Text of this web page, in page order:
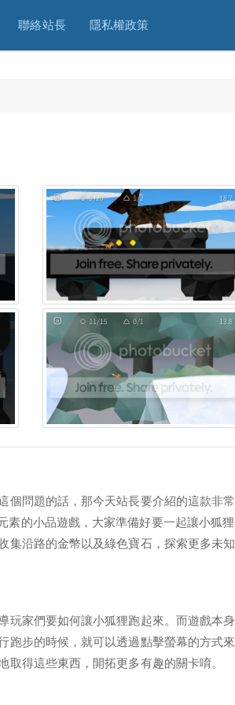
聯絡站長 隱私權政策
個問題的話，那今天站長要介紹的這款非常
素的小品遊戲，大家準備好要一起讓小狐狸
集沿路的金幣以及綠色寶石，探索更多未知
玩家們要如何讓小狐狸跑起來。而遊戲本身
跑步的時候，就可以透過點擊螢幕的方式來
得這些東西，開拓更多有趣的關卡唷。